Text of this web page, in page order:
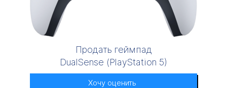
Продать геймпад
DualSense (PlayStation 5)
Хочу оценить